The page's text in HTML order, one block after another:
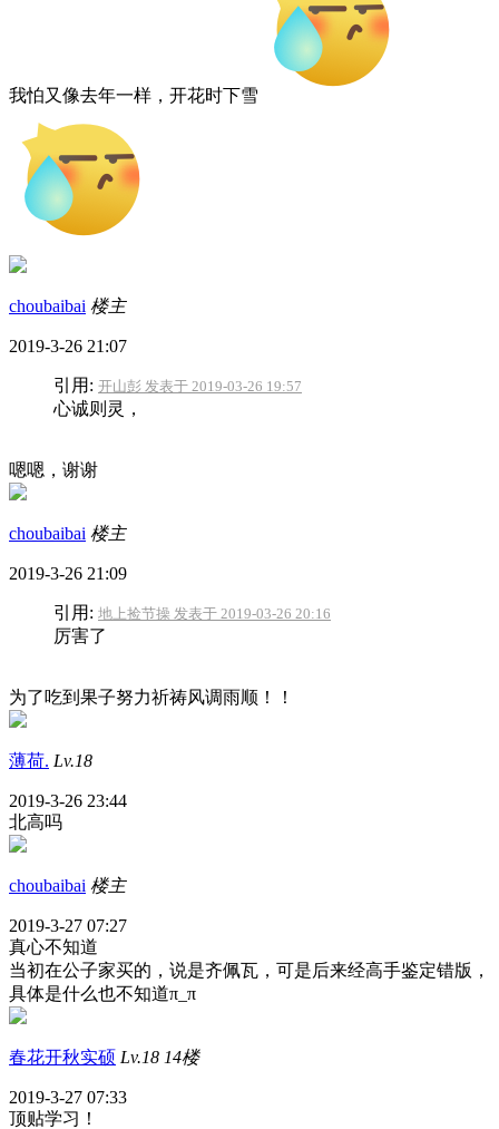
我怕又像去年一样，开花时下雪
choubaibai 楼主
2019-3-26 21:07
引用: 开山彭 发表于 2019-03-26 19:57
心诚则灵，
嗯嗯，谢谢
choubaibai 楼主
2019-3-26 21:09
引用: 地上捡节操 发表于 2019-03-26 20:16
厉害了
为了吃到果子努力祈祷风调雨顺！！
薄荷. Lv.18
2019-3-26 23:44
北高吗
choubaibai 楼主
2019-3-27 07:27
真心不知道
当初在公子家买的，说是齐佩瓦，可是后来经高手鉴定错版，
具体是什么也不知道π_π
春花开秋实硕 Lv.18 14楼
2019-3-27 07:33
顶贴学习！